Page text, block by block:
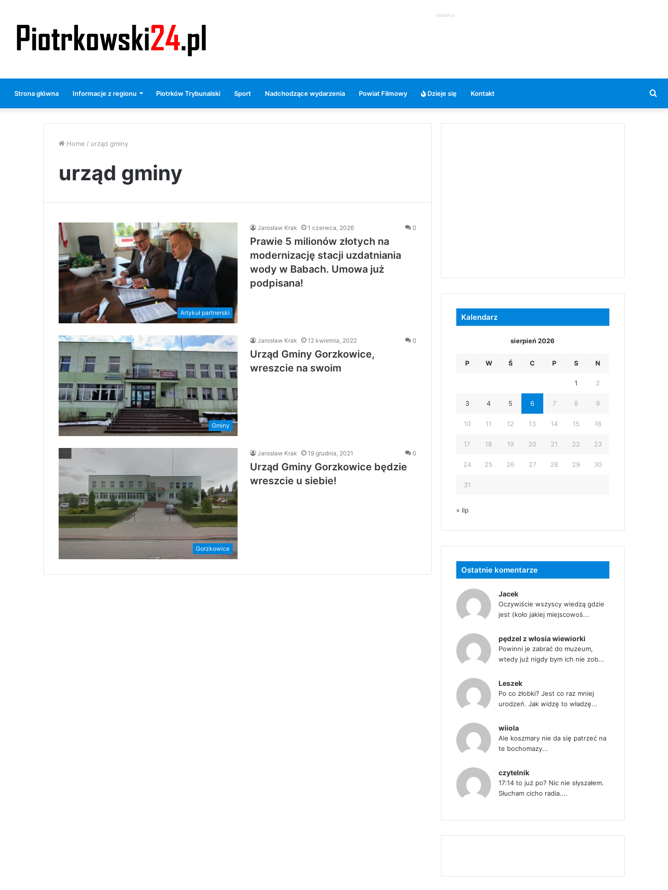
reklama
Strona główna Informacje z regionu Piotrków Trybunalski Sport Nadchodzące wydarzenia Powiat Filmowy Dzieje się Kontakt
Home / urząd gminy
urząd gminy
Artykuł partnerski
Jarosław Krak 1 czerwca, 2026 0
Prawie 5 milionów złotych na
modernizację stacji uzdatniania
wody w Babach. Umowa już
podpisana!
Gminy
Jarosław Krak 12 kwietnia, 2022 0
Urząd Gminy Gorzkowice,
wreszcie na swoim
Gorzkowice
Jarosław Krak 19 grudnia, 2021 0
Urząd Gminy Gorzkowice będzie
wreszcie u siebie!
Kalendarz
sierpień 2026
P W Ś C P S N
1 2
3 4 5 6 7 8 9
10 11 12 13 14 15 16
17 18 19 20 21 22 23
24 25 26 27 28 29 30
31
« lip
Ostatnie komentarze
Jacek
Oczywiście wszyscy wiedzą gdzie
jest (koło jakiej miejscowoś...
pędzel z włosia wiewiorki
Powinni je zabrać do muzeum,
wtedy już nigdy bym ich nie zob...
Leszek
Po co żłobki? Jest co raz mniej
urodzeń. Jak widzę to władzę...
wiiola
Ale koszmary nie da się patrzeć na
te bochomazy...
czytelnik
17:14 to już po? Nic nie słyszałem.
Słucham cicho radia....